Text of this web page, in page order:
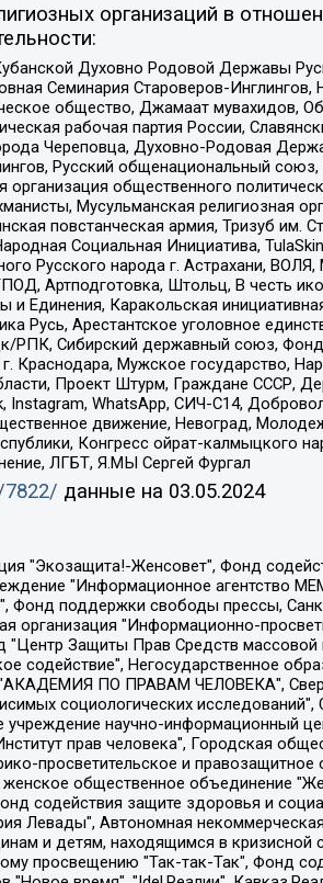
организаций в
Духовно Родовой Державы
Семинария Староверов-
общество, Джамаат мувахидов,
рабочая партия России,
Череповца, Духовно-Родовая
Русский общенациональный
общественного
Мусульманская религиозная
повстанческая армия, Тризуб им.
Социальная Инициатива,
Русского народа г. Астрахани,
Артподготовка, Штольц, В честь
Единения, Каракольская
Русь, Арестантское уголовное
РПК, Сибирский державный союз,
Краснодара, Мужское государство,
Проект Штурм, Граждане СССР,
Instagram, WhatsApp, СИЧ-С14,
движение, Невоград,
Конгресс ойрат-калмыцкого
ЛГБТ, Я.МЫ Сергей Фургал
данные на 03.05.2024
"Альянс врачей", Юридическое лицо, зарегистрированное в Латвийской Республике, SIA "Medusa Project" (регистрационный номер 40103797863, дата регистрации 10.06.2014), Некоммерческая организация "Фонд по борьбе с коррупцией", Автономная некоммерческая организация "Институт права и публичной политики", Баданин Роман Сергеевич, Гликин Максим Александрович, Железнова Мария Михайловна, Лукьянова Юлия Сергеевна, Маетная Елизавета Витальевна, Маняхин Петр Борисович, Чуракова Ольга Владимировна, Ярош Юлия Петровна, Юридическое лицо "The Insider SIA", зарегистрированное в Риге, Латвийская Республика (дата регистрации 26.06.2015), являющееся администратором доменного имени интернет-издания "The Insider SIA", https://theins.ru, Постернак Алексей Евгеньевич, Рубин Михаил Аркадьевич, Анин Роман Александрович, Юридическое лицо Istories fonds, зарегистрированное в Латвийской Республике (регистрационный номер 50008295751, дата регистрации 24.02.2020), Великовский Дмитрий Александрович, Долинина Ирина Николаевна, Мароховская Алеся Алексеевна, Шлейнов Роман Юрьевич, Шмагун Олеся Валентиновна, Общество с ограниченной ответственностью "Альтаир 2021", Общество с ограниченной ответственностью "Вега 2021", Общество с ограниченной ответственностью "Главный редактор 2021", Общество с ограниченной ответственностью "Ромашки монолит", Важенков Артем Валерьевич, Ивановская областная общественная организация "Центр гендерных исследований", Гурман Юрий Альбертович, Медиапроект "ОВД-Инфо", Егоров Владимир Владимирович, Жилинский Владимир Александрович, Общество с ограниченной ответственностью "ЗП", Иванова София Юрьевна, Карезина Инна Павловна, Кильтау Екатерина Викторовна, Петров Алексей Викторович, Пискунов Сергей Евгеньевич, Смирнов Сергей Сергеевич, Тихонов Михаил Сергеевич, Общество с ограниченной ответственностью "ЖУРНАЛИСТ-ИНОСТРАННЫЙ АГЕНТ", Арапова Галина Юрьевна, Вольтская Татьяна Анатольевна, Американская компания "Mason G.E.S. Anonymous Foundation" (США), являющаяся владельцем интернет-издания https://mnews.world/, Компания "Stichting Bellingcat", зарегистрированная в Нидерландах (дата регистрации 11.07.2018), Захаров Андрей Вячеславович, Клепиковская Екатерина Дмитриевна, Общество с ограниченной ответственностью "МЕМО", Перл Роман Александрович, Симонов Евгений Алексеевич, Соловьева Елена